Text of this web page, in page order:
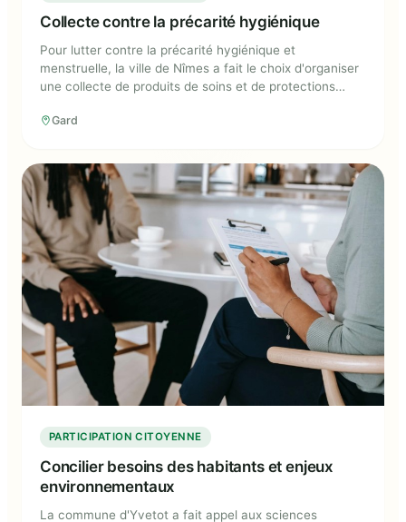
Collecte contre la précarité hygiénique
Pour lutter contre la précarité hygiénique et
menstruelle, la ville de Nîmes a fait le choix d'organiser
une collecte de produits de soins et de protections
les écoles, qu'elles soient publiques ou privées, et dans
Gard
PARTICIPATION CITOYENNE
Concilier besoins des habitants et enjeux
environnementaux
La commune d'Yvetot a fait appel aux sciences